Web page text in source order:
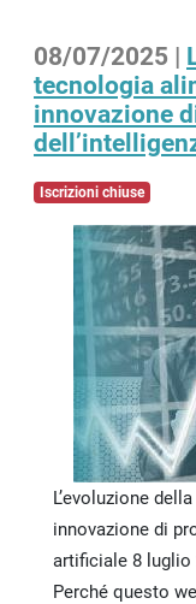
08/07/2025 |
tecnologia
innovazione
Iscrizioni chiuse
L’evoluzione
innovazione di
artificiale 8 luglio
Perché questo